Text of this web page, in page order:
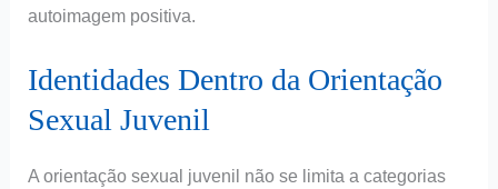
autoimagem positiva.
Identidades Dentro da Orientação
Sexual Juvenil
A orientação sexual juvenil não se limita a categorias